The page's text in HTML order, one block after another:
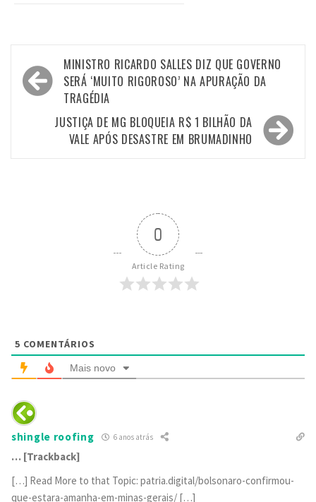
Navegação
de
MINISTRO RICARDO SALLES DIZ QUE GOVERNO
SERÁ ‘MUITO RIGOROSO’ NA APURAÇÃO DA
TRAGÉDIA
JUSTIÇA DE MG BLOQUEIA R$ 1 BILHÃO DA
VALE APÓS DESASTRE EM BRUMADINHO
0
Article Rating
5 COMENTÁRIOS
Mais novo
shingle roofing 6 anos atrás
… [Trackback]
[…] Read More to that Topic: patria.digital/bolsonaro-confirmou-
que-estara-amanha-em-minas-gerais/ […]